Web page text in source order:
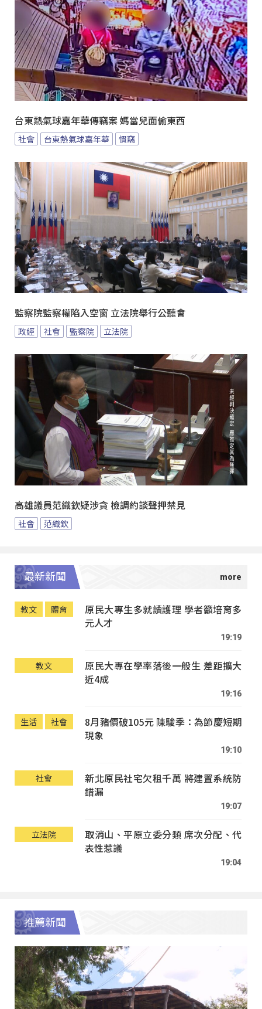
台東熱氣球嘉年華傳竊案 媽當兒面偷東西
社會 台東熱氣球嘉年華 慣竊
監察院監察權陷入空窗 立法院舉行公聽會
政經 社會 監察院 立法院
高雄議員范織欽疑涉貪 檢調約談聲押禁見
社會 范織欽
最新新聞
教文 體育
原民大專生多就讀護理 學者籲培育多
元人才
19:19
教文
原民大專在學率落後一般生 差距擴大
近4成
19:16
生活 社會
8月豬價破105元 陳駿季：為節慶短期
現象
19:10
社會
新北原民社宅欠租千萬 將建置系統防
錯漏
19:07
立法院
取消山、平原立委分類 席次分配、代
表性惹議
19:04
推薦新聞